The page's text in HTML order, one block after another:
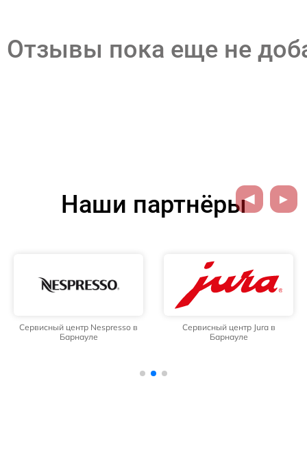
Отзывы пока еще не
Наши партнёры
Сервисный центр Nespresso в
Барнауле
Сервисный центр Jura в
Барнауле